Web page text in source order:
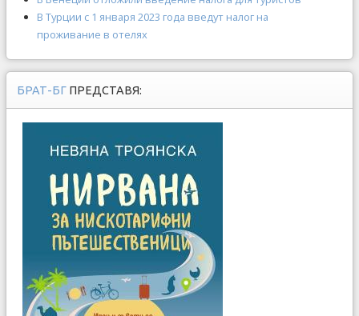
В Турции с 1 января 2023 года введут налог на
проживание в отелях
БРАТ-БГ ПРЕДСТАВЯ: